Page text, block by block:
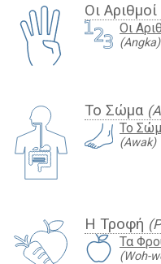
Οι Αριθμοί
Οι
(Angka)
Το Σώμα
Το
(Awak)
Η Τροφή
Τα
(Woh-